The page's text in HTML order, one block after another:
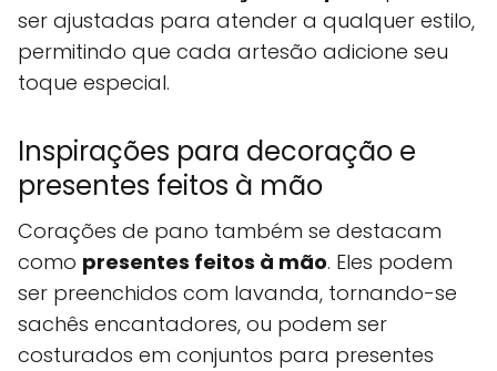
ser ajustadas para atender a qualquer estilo,
permitindo que cada artesão adicione seu
toque especial.
Inspirações para decoração e
presentes feitos à mão
Corações de pano também se destacam
como presentes feitos à mão. Eles podem
ser preenchidos com lavanda, tornando-se
sachês encantadores, ou podem ser
costurados em conjuntos para presentes